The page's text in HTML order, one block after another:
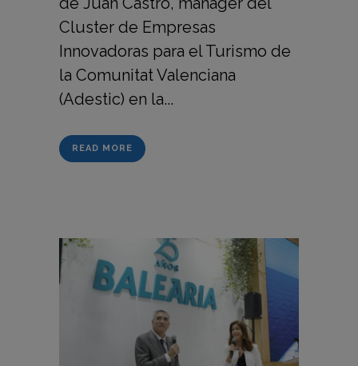
Cluster de Empresas
Innovadoras para el Turismo de
la Comunitat Valenciana
(Adestic) en la...
READ MORE